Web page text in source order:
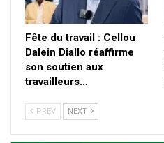
Fête du travail : Cellou
Dalein Diallo réaffirme
son soutien aux
travailleurs…
PREV NEXT